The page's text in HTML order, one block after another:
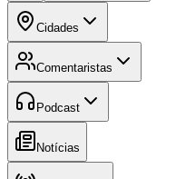
Cidades
Comentaristas
Podcast
Notícias